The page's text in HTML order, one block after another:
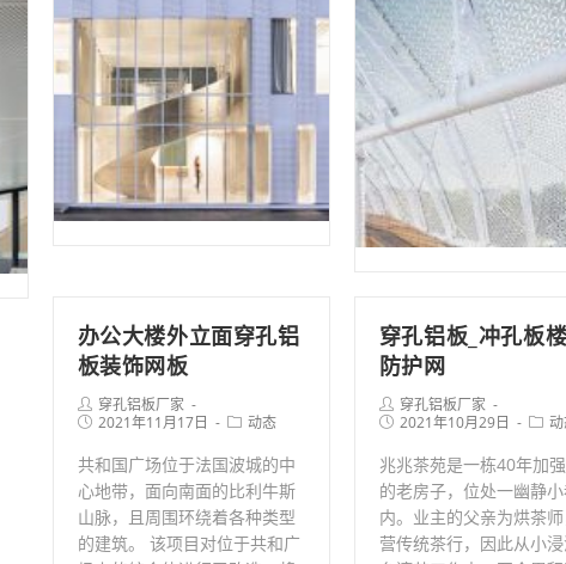
碳
涂
穿
孔
铝
板
装
片
外
立
面
的
白
色
穿
孔
铝
饰
板
办公大楼外立面穿孔铝
板装饰网板
Post
author:
穿孔铝板厂家
Post2021年11月17日
Post动态
共和国广场位于法国波城的中
心地带，面向南面的比利牛斯
山脉，且周围环绕着各种类型
的建筑。 该项目对位于共和广
穿孔铝板_冲孔板
防护网
Post
author:
穿孔铝板厂家
Post2021年10月29日
Post
兆兆茶苑是一栋40年加
的老房子，位处一幽静
内。业主的父亲为烘茶
营传统茶行，因此从小